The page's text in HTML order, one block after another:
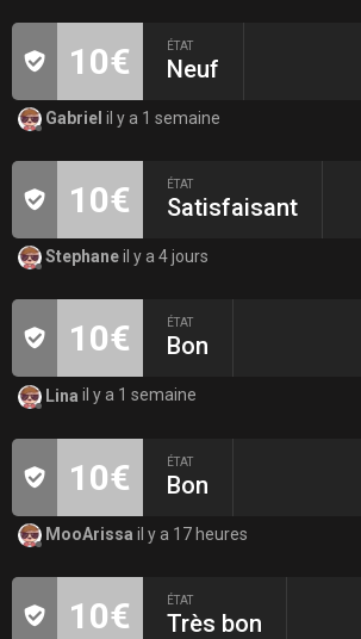
10€ ÉTAT
Neuf
Gabriel il y a 1 semaine
10€ ÉTAT
Satisfaisant
Stephaneil y a 4 jours
10€ ÉTAT
Bon
Lina il y a 1 semaine
10€ ÉTAT
Bon
MooArissa il y a 17 heures
10€ ÉTAT
Très bon